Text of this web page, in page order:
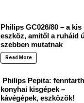
Philips GC026/80 – a kis
eszköz, amitől a ruháid
szebben mutatnak
Read More
Philips Pepita:
konyhai kisgépek –
kávégépek, eszközök!